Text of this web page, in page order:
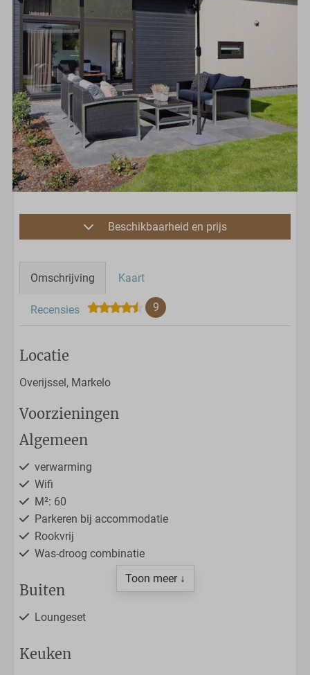
Beschikbaarheid en prijs
Omschrijving Kaart
Recensies 9
Locatie
Overijssel, Markelo
Voorzieningen
Algemeen
verwarming
Wifi
M²: 60
Parkeren bij accommodatie
Rookvrij
Was-droog combinatie
Buiten
Loungeset
Keuken
Toon meer ↓